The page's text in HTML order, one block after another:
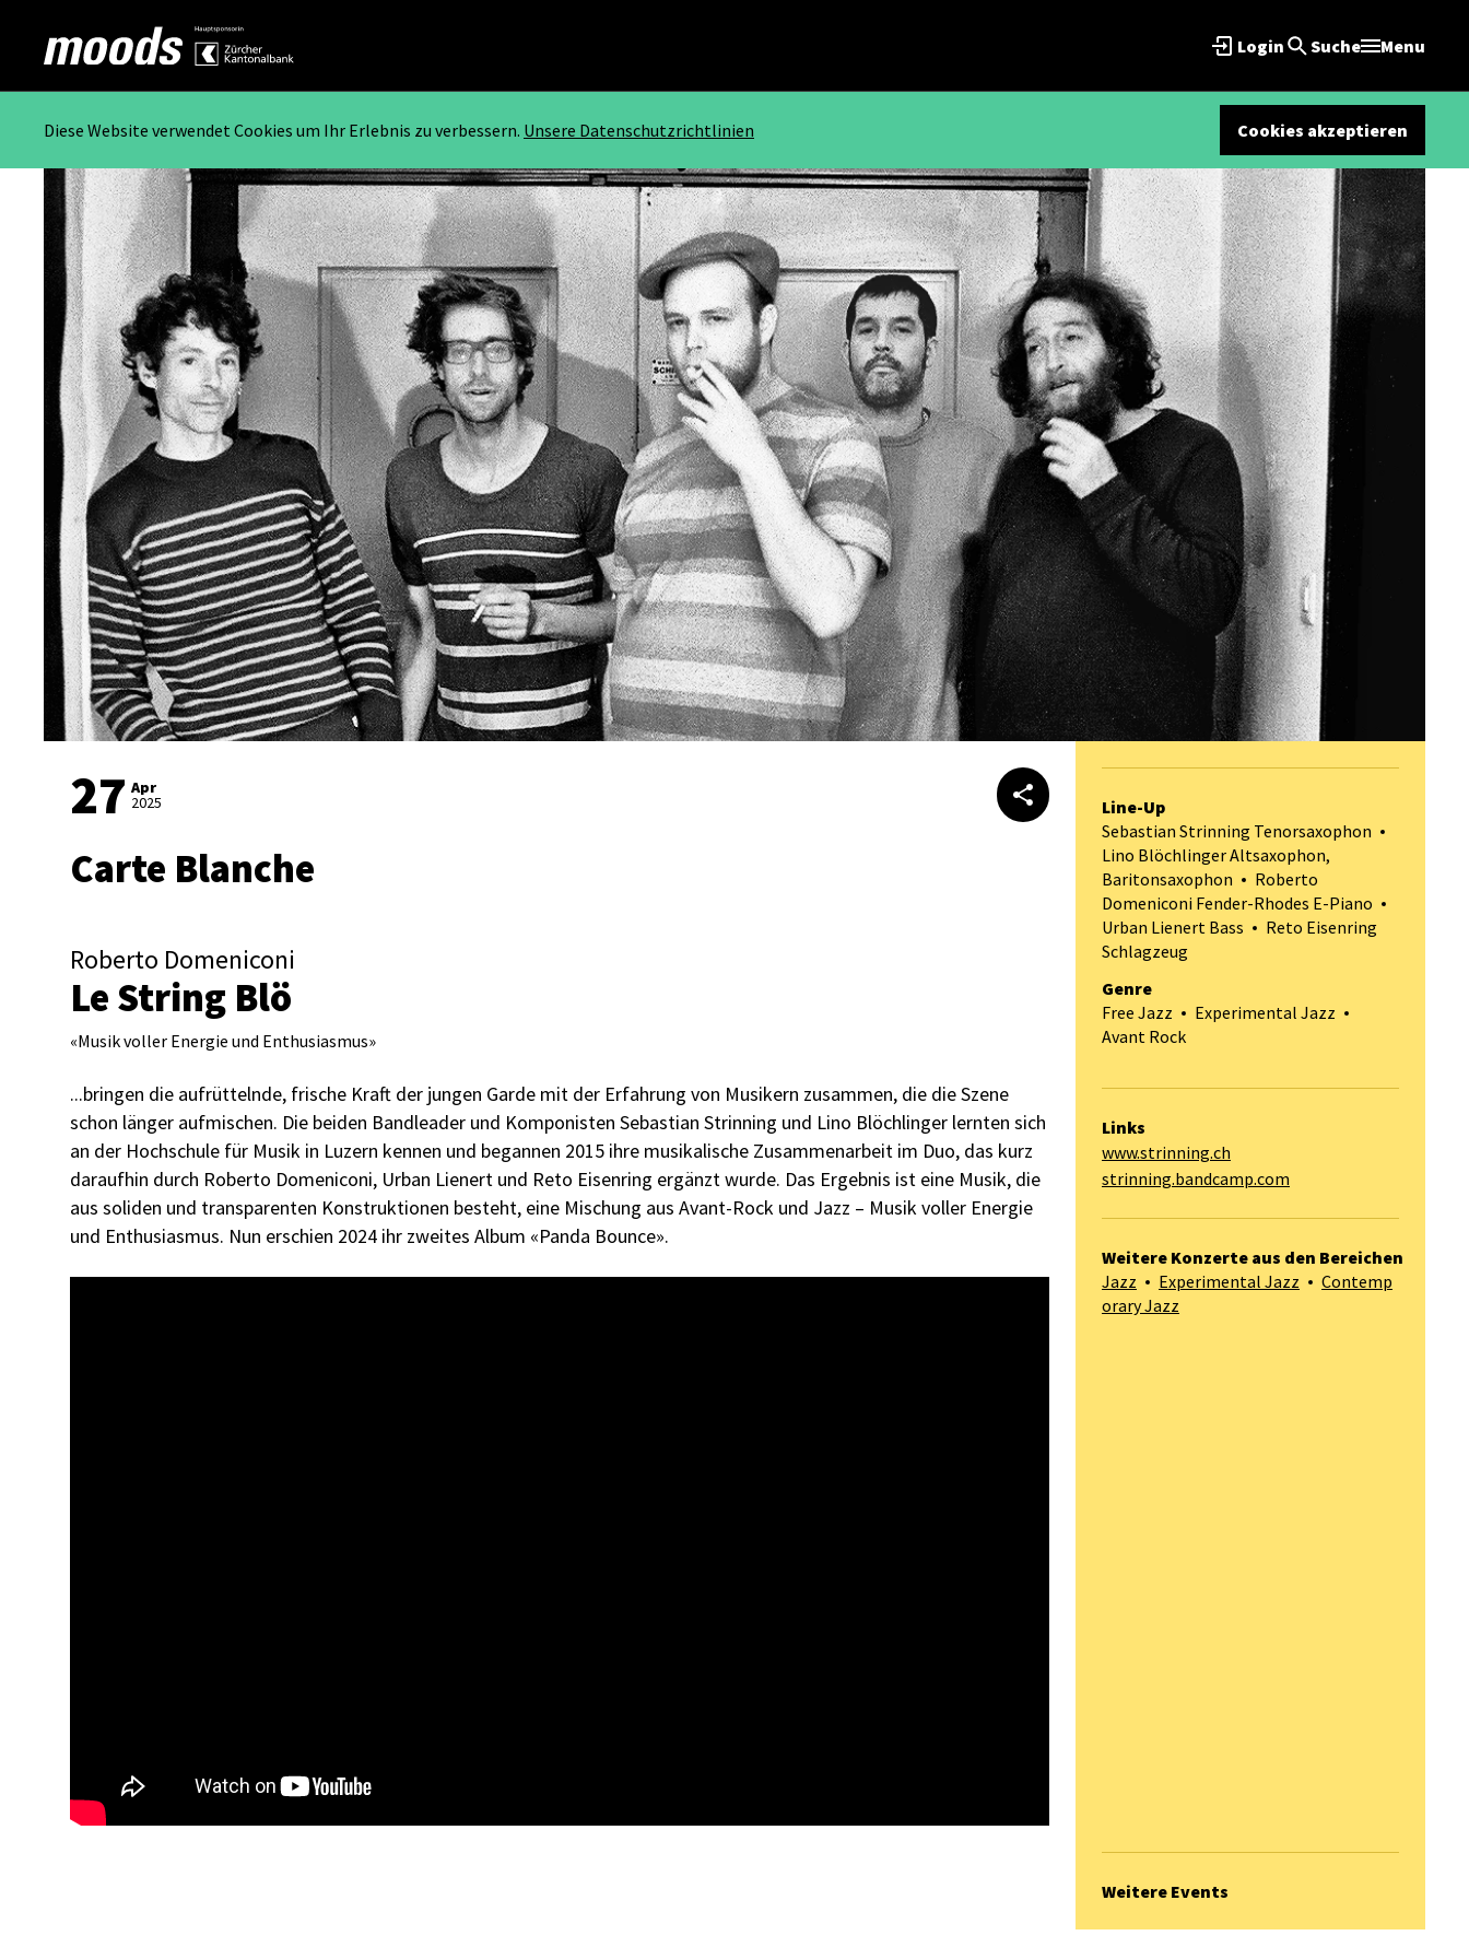
Login Suche Menu
Diese Website verwendet Cookies um Ihr Erlebnis zu verbessern. Unsere Datenschutzrichtlinien Cookies akzeptieren
27 Apr
2025
Carte Blanche
Roberto Domeniconi
Le String Blö
«Musik voller Energie und Enthusiasmus»
...bringen die aufrüttelnde, frische Kraft der jungen Garde mit der Erfahrung von Musikern zusammen, die die Szene
schon länger aufmischen. Die beiden Bandleader und Komponisten Sebastian Strinning und Lino Blöchlinger lernten sich
an der Hochschule für Musik in Luzern kennen und begannen 2015 ihre musikalische Zusammenarbeit im Duo, das kurz
daraufhin durch Roberto Domeniconi, Urban Lienert und Reto Eisenring ergänzt wurde. Das Ergebnis ist eine Musik, die
aus soliden und transparenten Konstruktionen besteht, eine Mischung aus Avant-Rock und Jazz – Musik voller Energie
und Enthusiasmus. Nun erschien 2024 ihr zweites Album «Panda Bounce».
Line-Up
Sebastian Strinning Tenorsaxophon
Lino Blöchlinger Altsaxophon,
Baritonsaxophon
Roberto
Domeniconi Fender-Rhodes E-Piano
Urban Lienert Bass
Reto Eisenring
Schlagzeug
Genre
Free Jazz
Experimental Jazz
Avant Rock
Links
www.strinning.ch
strinning.bandcamp.com
Weitere Konzerte aus den Bereichen
Jazz
Experimental Jazz
Contemp
orary Jazz
Weitere Events